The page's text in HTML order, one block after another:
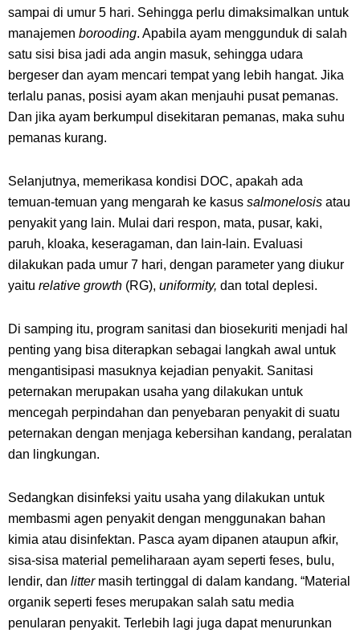
sampai di umur 5 hari. Sehingga perlu dimaksimalkan untuk
manajemen borooding. Apabila ayam menggunduk di salah
satu sisi bisa jadi ada angin masuk, sehingga udara
bergeser dan ayam mencari tempat yang lebih hangat. Jika
terlalu panas, posisi ayam akan menjauhi pusat pemanas.
Dan jika ayam berkumpul disekitaran pemanas, maka suhu
pemanas kurang.
Selanjutnya, memerikasa kondisi DOC, apakah ada
temuan-temuan yang mengarah ke kasus salmonelosis atau
penyakit yang lain. Mulai dari respon, mata, pusar, kaki,
paruh, kloaka, keseragaman, dan lain-lain. Evaluasi
dilakukan pada umur 7 hari, dengan parameter yang diukur
yaitu relative growth (RG), uniformity, dan total deplesi.
Di samping itu, program sanitasi dan biosekuriti menjadi hal
penting yang bisa diterapkan sebagai langkah awal untuk
mengantisipasi masuknya kejadian penyakit. Sanitasi
peternakan merupakan usaha yang dilakukan untuk
mencegah perpindahan dan penyebaran penyakit di suatu
peternakan dengan menjaga kebersihan kandang, peralatan
dan lingkungan.
Sedangkan disinfeksi yaitu usaha yang dilakukan untuk
membasmi agen penyakit dengan menggunakan bahan
kimia atau disinfektan. Pasca ayam dipanen ataupun afkir,
sisa-sisa material pemeliharaan ayam seperti feses, bulu,
lendir, dan litter masih tertinggal di dalam kandang. “Material
organik seperti feses merupakan salah satu media
penularan penyakit. Terlebih lagi juga dapat menurunkan